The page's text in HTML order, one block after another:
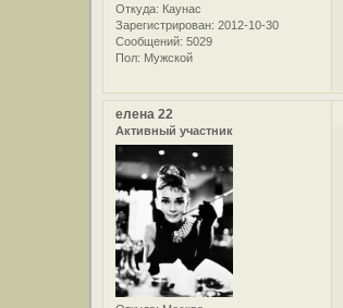
Откуда: Каунас
Зарегистрирован: 2012-10-30
Сообщений: 5029
Пол: Мужской
елена 22
Активный участник